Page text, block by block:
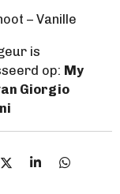
– Vanille
is
op: My
Giorgio
D
S
D